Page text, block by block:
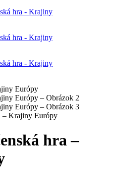
– Krajiny Európy
hra –